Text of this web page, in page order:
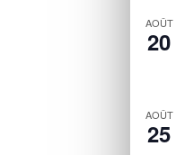
AOÛT
20
AOÛT
25